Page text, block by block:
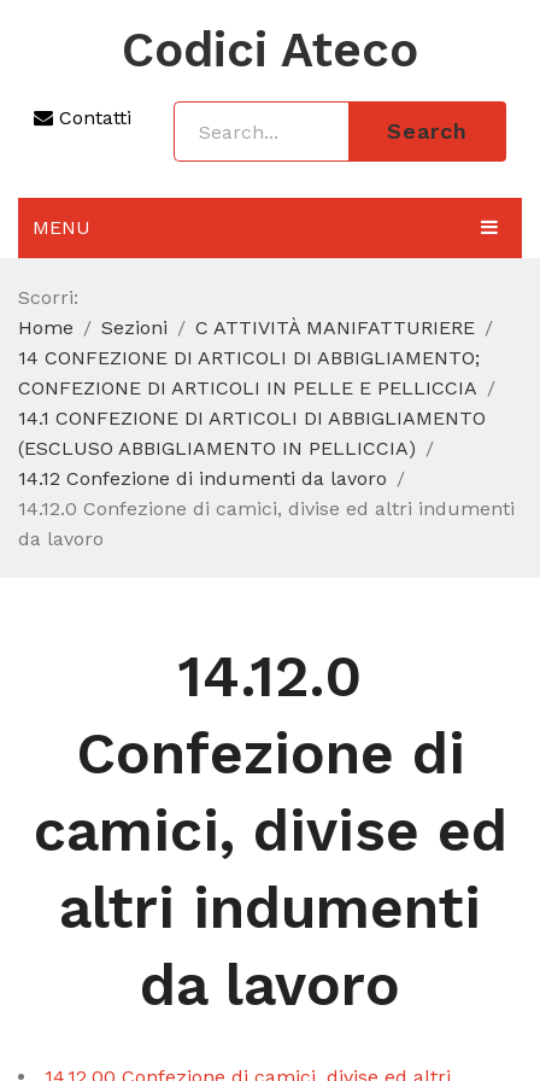
Codici Ateco
Contatti
Search
MENU
AGGIORNAMENTO 2025
SEZIONI
CODICE ATECO A COSA SERVE
CODICE FISCALE
Scorri:
Home
Sezioni
C ATTIVITÀ MANIFATTURIERE
14 CONFEZIONE DI ARTICOLI DI ABBIGLIAMENTO;
CONFEZIONE DI ARTICOLI IN PELLE E PELLICCIA
14.1 CONFEZIONE DI ARTICOLI DI ABBIGLIAMENTO
(ESCLUSO ABBIGLIAMENTO IN PELLICCIA)
14.12 Confezione di indumenti da lavoro
14.12.0 Confezione di camici, divise ed altri indumenti
da lavoro
14.12.0
Confezione di
camici, divise ed
altri indumenti
da lavoro